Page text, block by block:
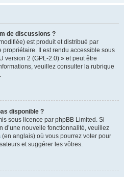
de discussions ?
est produit et distribué par
propriétaire. Il est rendu accessible sous
version 2 (GPL-2.0) » et peut être
veuillez consulter la rubrique
disponible ?
sous licence par phpBB Limited. Si
d’une nouvelle fonctionnalité, veuillez
(en anglais) où vous pourrez voter pour
et suggérer les vôtres.